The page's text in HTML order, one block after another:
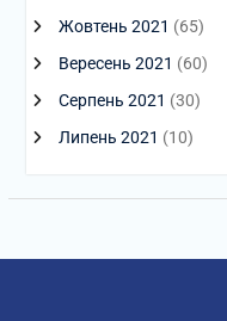
Жовтень 2021 (65)
Вересень 2021 (60)
Серпень 2021 (30)
Липень 2021 (10)